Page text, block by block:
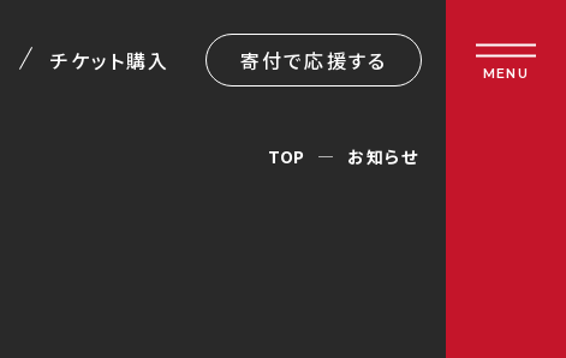
チケット購入 寄付で応援する MENU
TOP お知らせ